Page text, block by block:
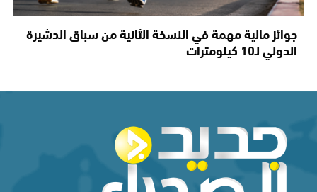
جوائز مالية مهمة في النسخة الثانية من سباق الدشيرة
الدولي لـ10 كيلومترات